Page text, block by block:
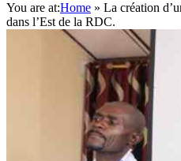
You are at:Home » La création
dans l’Est de la RDC.